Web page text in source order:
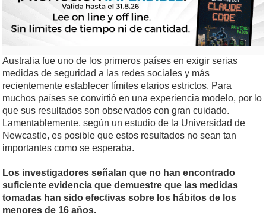
Australia fue uno de los primeros países en exigir serias
medidas de seguridad a las redes sociales y más
recientemente establecer límites etarios estrictos. Para
muchos países se convirtió en una experiencia modelo, por lo
que sus resultados son observados con gran cuidado.
Lamentablemente, según un estudio de la Universidad de
Newcastle, es posible que estos resultados no sean tan
importantes como se esperaba.
Los investigadores señalan que no han encontrado
suficiente evidencia que demuestre que las medidas
tomadas han sido efectivas sobre los hábitos de los
menores de 16 años.